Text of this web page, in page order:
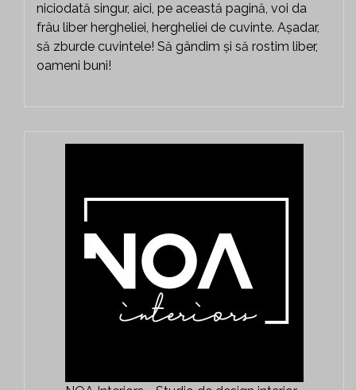
niciodată singur, aici, pe această pagină, voi da
frâu liber hergheliei, hergheliei de cuvinte. Așadar,
să zburde cuvintele! Să gândim și să rostim liber,
oameni buni!